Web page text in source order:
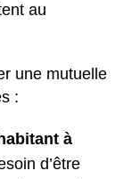
au
une mutuelle
:
à
d’être